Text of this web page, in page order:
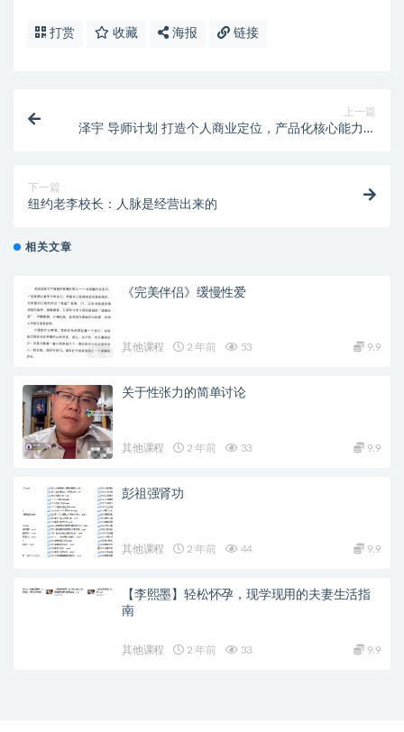
打赏 收藏 海报 链接
上一篇
泽宇 导师计划 打造个人商业定位，产品化核心能力并
下一篇
纽约老李校长：人脉是经营出来的
相关文章
《完美伴侣》缓慢性爱
其他课程 2 年前 53 9.9
关于性张力的简单讨论
其他课程 2 年前 33 9.9
彭祖强肾功
其他课程 2 年前 44 9.9
【李熙墨】轻松怀孕，现学现用的夫妻生活指
南
其他课程 2 年前 33 9.9